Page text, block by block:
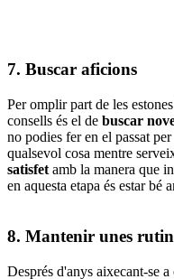
7. Buscar aficions
Per omplir part de les
consells és el de buscar
no podies fer en el passat
qualsevol cosa mentre
satisfet amb la manera que
en aquesta etapa és estar bé
8. Mantenir unes
Després d'anys aixecant-se